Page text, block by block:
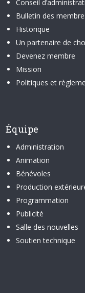
Conseil
Bulletin des
Historique
Un partenaire de
Devenez membre
Mission
Politiques et
Équipe
Administration
Animation
Bénévoles
Production
Programmation
Publicité
Salle des nouvelles
Soutien technique